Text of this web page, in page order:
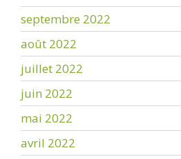
septembre 2022
août 2022
juillet 2022
juin 2022
mai 2022
avril 2022